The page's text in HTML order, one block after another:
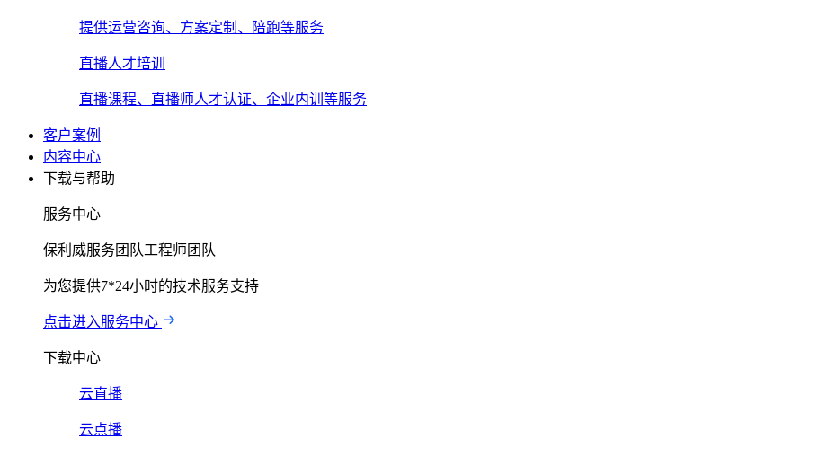
提供运营咨询、方案定制、陪跑等服务
直播人才培训
直播课程、直播师人才认证、企业内训等服务
客户案例
内容中心
下载与帮助
服务中心
保利威服务团队工程师团队
为您提供7*24小时的技术服务支持
点击进入服务中心
下载中心
云直播
云点播